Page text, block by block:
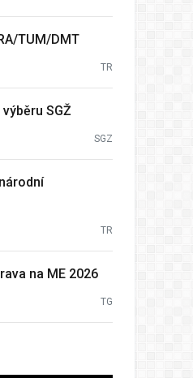
TUM/DMT
TR
SGŽ
SGZ
TR
na ME 2026
TG